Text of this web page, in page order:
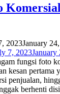
2023January
7, 2023January
fungsi foto
kesan pertama
penjualan,
berhenti